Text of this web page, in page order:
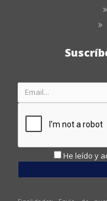
He leído y